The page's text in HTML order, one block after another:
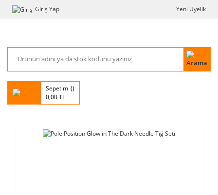
Giriş Yap Yeni Üyelik
Sepetim
0,00 TL